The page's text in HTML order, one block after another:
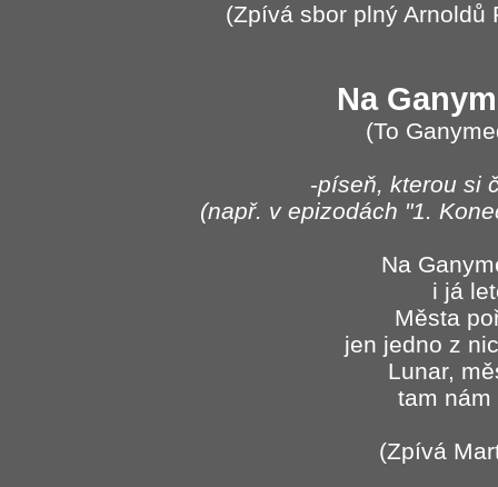
(Zpívá sbor plný Arnoldů
Na
(To
-píseň, kterou si
(např. v epizodách "1.
Na
i já
Města
jen jedno z
Lunar,
tam nám
(Zpívá